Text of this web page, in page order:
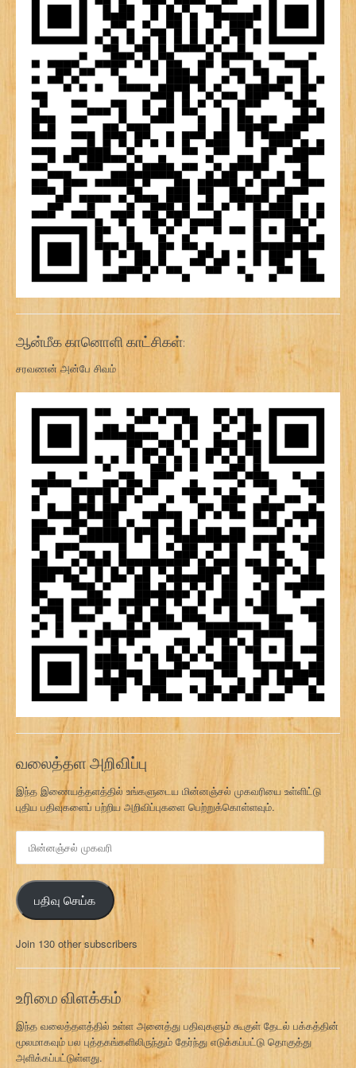
ஆன்மீக கானொளி காட்சிகள்:
சரவணன் அன்பே சிவம்
வலைத்தள அறிவிப்பு
இந்த இணையத்தளத்தில் உங்களுடைய மின்னஞ்சல் முகவரியை உள்ளிட்டு
புதிய பதிவுகளைப் பற்றிய அறிவிப்புகளை பெற்றுக்கொள்ளவும்.
ன
ஞ்
ச
ல்
க
வ
பதிவு செய்க
Join 130 other subscribers
உரிமை விளக்கம்
இந்த வலைத்தளத்தில் உள்ள அனைத்து பதிவுகளும் கூகுள் தேடல் பக்கத்தின்
மூலமாகவும் பல புத்தகங்களிலிருந்தும் தேர்ந்து எடுக்கப்பட்டு தொகுத்து
அளிக்கப்பட்டுள்ளது.